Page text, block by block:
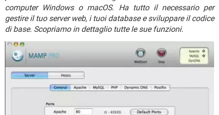
FACEBOOK
HARDWARE
computer Windows o macOS. Ha tutto il necessario per
gestire il tuo server web, i tuoi database e sviluppare il codice
di base. Scopriamo in dettaglio tutte le sue funzioni.